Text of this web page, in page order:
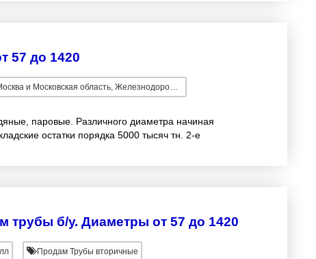
57 до 1420
и Московская область, Железнодорожный
паровые. Различного диаметра начиная
остатки порядка 5000 тысяч тн. 2-е
трубы б/у. Диаметры от 57 до 1420
Продам Трубы вторичные